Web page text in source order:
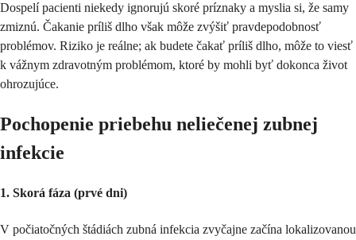
Dospelí pacienti niekedy ignorujú skoré príznaky a myslia si, že samy
zmiznú. Čakanie príliš dlho však môže zvýšiť pravdepodobnosť
problémov. Riziko je reálne; ak budete čakať príliš dlho, môže to viesť
k vážnym zdravotným problémom, ktoré by mohli byť dokonca život
ohrozujúce.
Pochopenie priebehu neliečenej zubnej
infekcie
1. Skorá fáza (prvé dni)
V počiatočných štádiách zubná infekcia zvyčajne začína lokalizovanou